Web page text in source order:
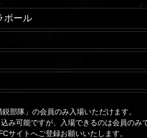
ボール
部隊」の会員のみ入場いただけます。
み可能ですが、入場できるのは会員のみ
サイトへご登録お願いいたします。